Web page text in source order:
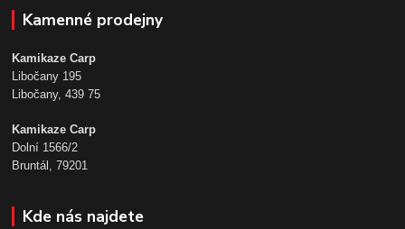
Kamenné prodejny
Kamikaze Carp
Libočany 195
Libočany, 439 75
Kamikaze Carp
Dolní 1566/2
Bruntál, 79201
Kde nás najdete